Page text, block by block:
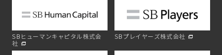
SBヒューマンキャピタル株式会
社
SBプレイヤーズ株式会社